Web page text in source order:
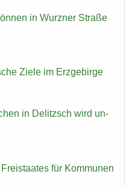
in Wurz­ner Stra­ße
Ziele im Erz­ge­bir­ge
in De­litzsch wird un­
für Kom­mu­nen